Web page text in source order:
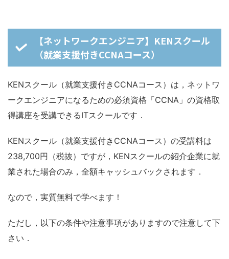
【ネットワークエンジニア】KENスクール
（就業支援付きCCNAコース）
KENスクール（就業支援付きCCNAコース）は，ネットワ
ークエンジニアになるための必須資格「CCNA」の資格取
得講座を受講できるITスクールです．
KENスクール（就業支援付きCCNAコース）の受講料は
238,700円（税抜）ですが，KENスクールの紹介企業に就
業された場合のみ，全額キャッシュバックされます．
なので，実質無料で学べます！
ただし，以下の条件や注意事項がありますので注意して下
さい．